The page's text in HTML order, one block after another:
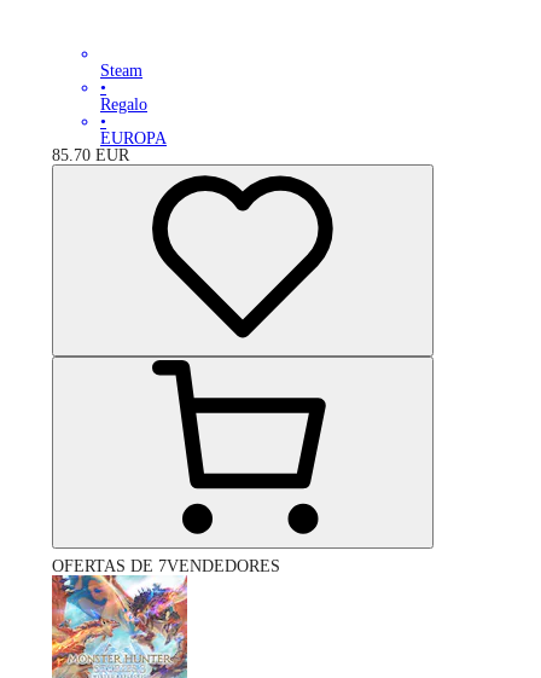
Steam
•
Regalo
•
EUROPA
85.70 EUR
OFERTAS DE 7VENDEDORES